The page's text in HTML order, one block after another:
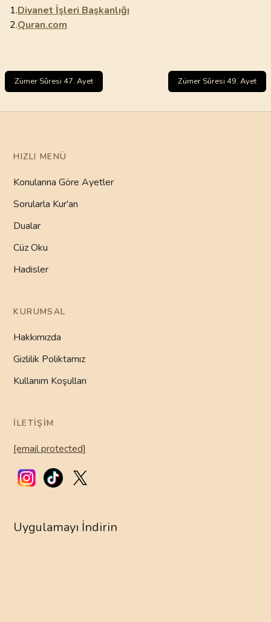
1.Diyanet İşleri Başkanlığı
2.Quran.com
Zümer Sûresi 47. Ayet Zümer Sûresi 49. Ayet
HIZLI MENÜ
Konularına Göre Ayetler
Sorularla Kur'an
Dualar
Cüz Oku
Hadisler
KURUMSAL
Hakkımızda
Gizlilik Poliktamız
Kullanım Koşulları
İLETIŞIM
[email protected]
Uygulamayı İndirin